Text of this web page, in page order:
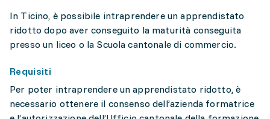
In Ticino, è possibile intraprendere un apprendistato
ridotto dopo aver conseguito la maturità conseguita
presso un liceo o la Scuola cantonale di commercio.
Requisiti
Per poter intraprendere un apprendistato ridotto, è
necessario ottenere il consenso dell’azienda formatrice